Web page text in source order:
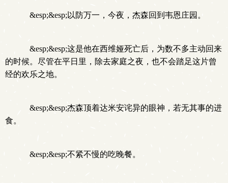
&esp;&esp;以防万一，今夜，杰森回到韦恩庄园。
&esp;&esp;这是他在西维娅死亡后，为数不多主动回来
的时候。尽管在平日里，除去家庭之夜，也不会踏足这片曾
经的欢乐之地。
&esp;&esp;杰森顶着达米安诧异的眼神，若无其事的进
食。
&esp;&esp;不紧不慢的吃晚餐。